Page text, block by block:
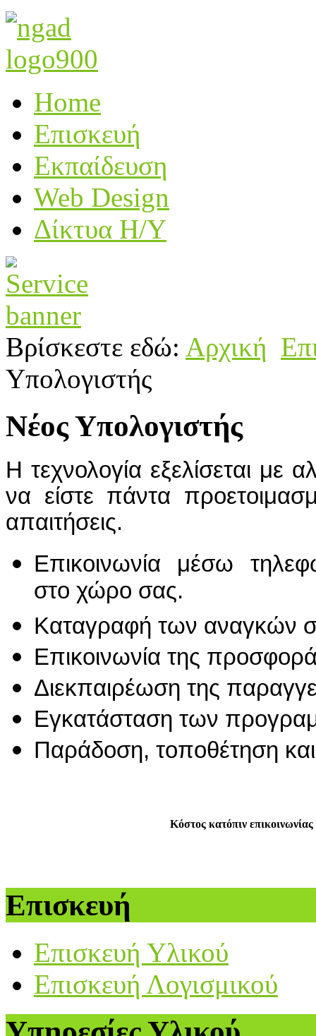
Home
Επισκευή
Εκπαίδευση
Web Design
Δίκτυα Η/Υ
Βρίσκεστε εδώ: Αρχική
Υπολογιστής
Νέος Υπολογιστής
Η τεχνολογία εξελίσεται με
να είστε πάντα
απαιτήσεις.
Επικοινωνία μέσω
στο χώρο σας.
Καταγραφή των αναγκών
Επικοινωνία της
Διεκπαιρέωση της
Εγκατάσταση των
Παράδοση, τοποθέτηση
Κόστος κατόπιν
Επισκευή
Επισκευή Υλικού
Επισκευή Λογισμικού